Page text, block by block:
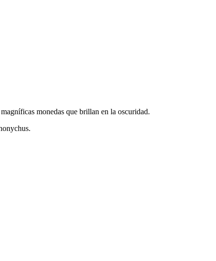
monedas que brillan en la oscuridad.